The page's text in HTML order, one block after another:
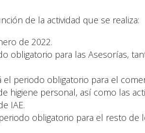
de la actividad que se realiza:
de 2022.
obligatorio para las Asesorías,
el periodo obligatorio para el
higiene personal, así como las
IAE.
obligatorio para el resto de